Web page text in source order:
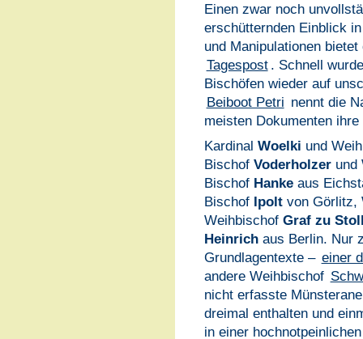
Einen zwar noch
erschütternden Einblick
und Manipulationen
Tagespost . Schnell
Bischöfen wieder auf
Beiboot Petri nennt die
meisten Dokumenten
Kardinal Woelki und
Bischof Voderholzerund
Bischof Hankeaus
Bischof Ipoltvon Görlitz,
Weihbischof Graf zu
Heinrichaus Berlin. Nur
Grundlagentexte – einer
andere Weihbischof
nicht erfasste
dreimal enthalten und
in einer